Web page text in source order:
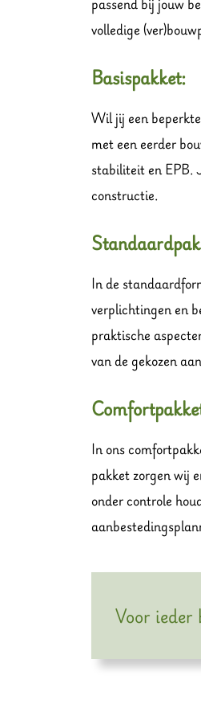
volledige
Basispakket:
Wil jij een
met een eerder
stabiliteit en EPB.
constructie.
In de
verplichtingen en
praktische
van de gekozen
In ons
pakket zorgen wij
onder controle
Voor ieder